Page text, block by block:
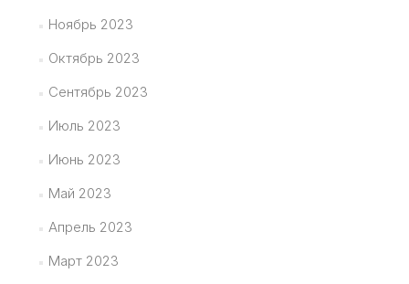
Ноябрь 2023
Октябрь 2023
Сентябрь 2023
Июль 2023
Июнь 2023
Май 2023
Апрель 2023
Март 2023